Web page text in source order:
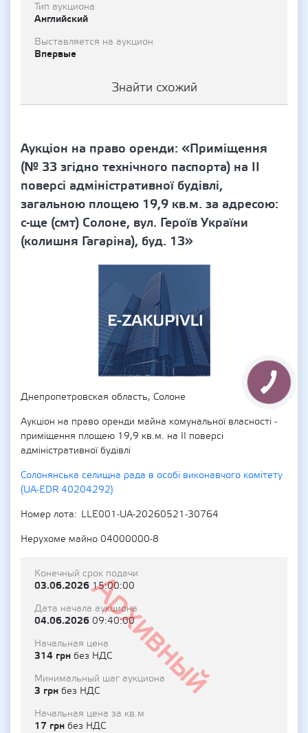
Тип аукциона
Английский
Выставляется на аукцион
Впервые
Знайти схожий
Аукціон на право оренди: «Приміщення
(№ 33 згідно технічного паспорта) на ІІ
поверсі адміністративної будівлі,
загальною площею 19,9 кв.м. за адресою:
с-ще (смт) Солоне, вул. Героїв України
(колишня Гагаріна), буд. 13»
Днепропетровская область, Солоне
Аукціон на право оренди майна комунальної власності -
приміщення площею 19,9 кв.м. на ІІ поверсі
адміністративної будівлі
Солонянська селищна рада в особі виконавчого комітету
(UA-EDR 40204292)
Номер лота
LLE001-UA-20260521-30764
Нерухоме майно 04000000-8
Архивный
Конечный срок подачи
03.06.202615:00:00
Дата начала аукциона
04.06.2026 09:40:00
Начальная цена
314 грн без НДС
Минимальный шаг аукциона
3 грн без НДС
Начальная цена за кв.м
17 грн без НДС